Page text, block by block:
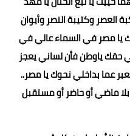
العصر وكتيبة النصر وأيوان
يا مصر في السماء عالي في
حقك ياوطن فأن لساني يعجز
عما بداخلي نحوك يا مصر..
ماضي أو حاضر أو مستقبل